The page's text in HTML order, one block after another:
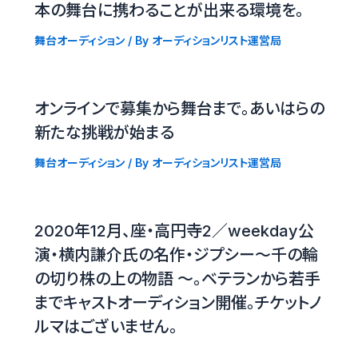
本の舞台に携わることが出来る環境を。
舞台オーディション/ By オーディションリスト運営局
オンラインで募集から舞台まで。あいはらの
新たな挑戦が始まる
舞台オーディション/ By オーディションリスト運営局
2020年12月、座・高円寺2／weekday公
演・横内謙介氏の名作・ジプシー〜千の輪
の切り株の上の物語 〜。ベテランから若手
までキャストオーディション開催。チケットノ
ルマはございません。